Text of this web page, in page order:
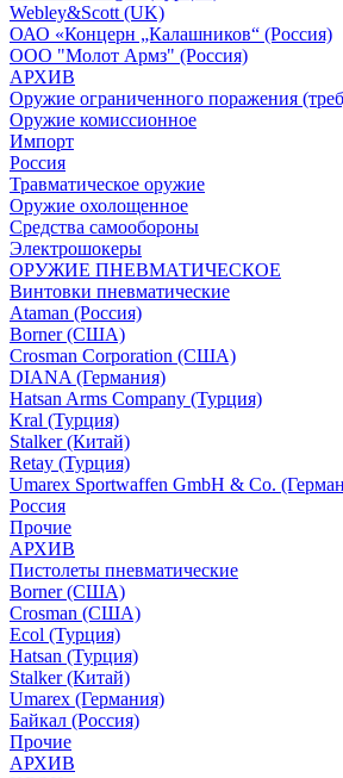
Webley&Scott (UK)
ОАО «Концерн „Калашников“ (Россия)
ООО "Молот Армз" (Россия)
АРХИВ
Оружие ограниченного поражения
Оружие комиссионное
Импорт
Россия
Травматическое оружие
Оружие охолощенное
Средства самообороны
Электрошокеры
ОРУЖИЕ ПНЕВМАТИЧЕСКОЕ
Винтовки пневматические
Ataman (Россия)
Borner (США)
Crosman Corporation (США)
DIANA (Германия)
Hatsan Arms Company (Турция)
Kral (Турция)
Stalker (Китай)
Retay (Турция)
Umarex Sportwaffen GmbH & Co.
Россия
Прочие
АРХИВ
Пистолеты пневматические
Borner (США)
Crosman (США)
Ecol (Турция)
Hatsan (Турция)
Stalker (Китай)
Umarex (Германия)
Байкал (Россия)
Прочие
АРХИВ